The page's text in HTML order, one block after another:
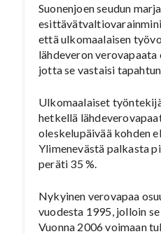
Suonenjoen seudun
että ulkomaalaisen
lähdeveron
jotta se vastaisi
Ulkomaalaiset
hetkellä
oleskelupäivää kohden
Ylimenevästä palkasta
peräti 35 %.
Nykyinen verovapaa
vuodesta 1995, jolloin
Vuonna 2006 voimaan